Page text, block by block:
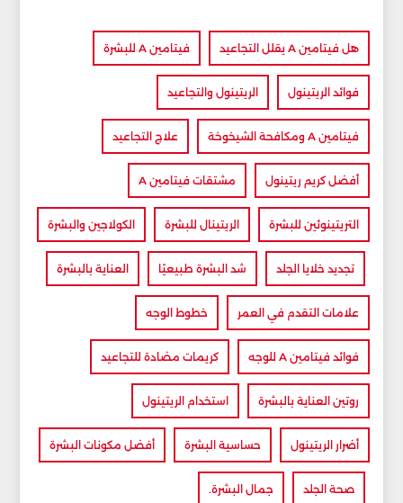
هل فيتامين A يقلل التجاعيد فيتامين A للبشرة
فوائد الريتينول الريتينول والتجاعيد
فيتامين A ومكافحة الشيخوخة علاج التجاعيد
أفضل كريم ريتينول مشتقات فيتامين A
التريتينوئين للبشرة الريتينال للبشرة الكولاجين والبشرة
تجديد خلايا الجلد شد البشرة طبيعيًا العناية بالبشرة
علامات التقدم في العمر خطوط الوجه
فوائد فيتامين A للوجه كريمات مضادة للتجاعيد
روتين العناية بالبشرة استخدام الريتينول
أضرار الريتينول حساسية البشرة أفضل مكونات البشرة
صحة الجلد جمال البشرة.